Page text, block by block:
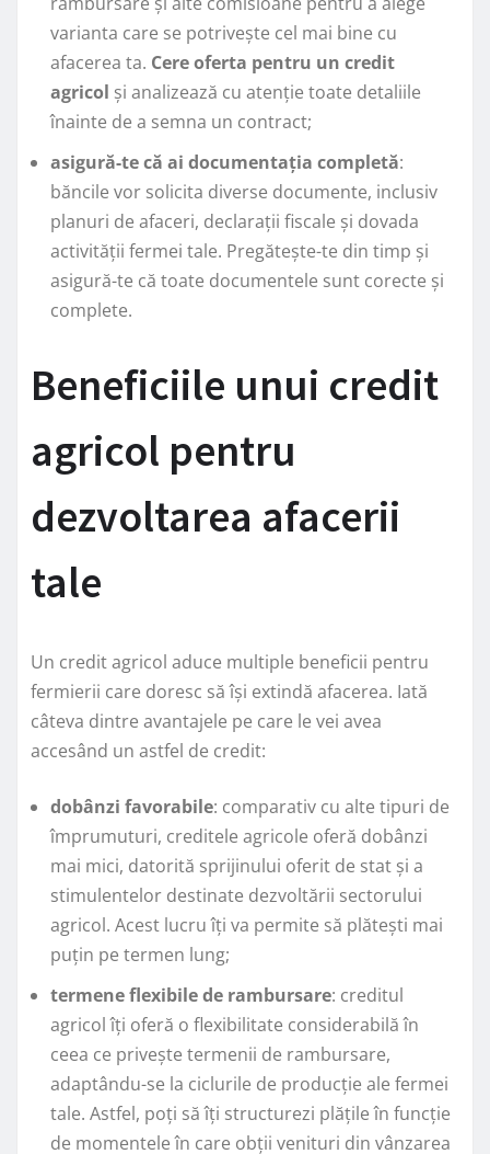
varianta care se potrivește cel mai bine cu
afacerea ta. Cere oferta pentru un credit
agricol și analizează cu atenție toate detaliile
înainte de a semna un contract;
asigură-te că ai documentația completă:
băncile vor solicita diverse documente, inclusiv
planuri de afaceri, declarații fiscale și dovada
activității fermei tale. Pregătește-te din timp și
asigură-te că toate documentele sunt corecte și
complete.
Beneficiile unui credit
agricol pentru
dezvoltarea afacerii
tale
Un credit agricol aduce multiple beneficii pentru
fermierii care doresc să își extindă afacerea. Iată
câteva dintre avantajele pe care le vei avea
accesând un astfel de credit:
dobânzi favorabile: comparativ cu alte tipuri de
împrumuturi, creditele agricole oferă dobânzi
mai mici, datorită sprijinului oferit de stat și a
stimulentelor destinate dezvoltării sectorului
agricol. Acest lucru îți va permite să plătești mai
puțin pe termen lung;
termene flexibile de rambursare: creditul
agricol îți oferă o flexibilitate considerabilă în
ceea ce privește termenii de rambursare,
adaptându-se la ciclurile de producție ale fermei
tale. Astfel, poți să îți structurezi plățile în funcție
de momentele în care obții venituri din vânzarea